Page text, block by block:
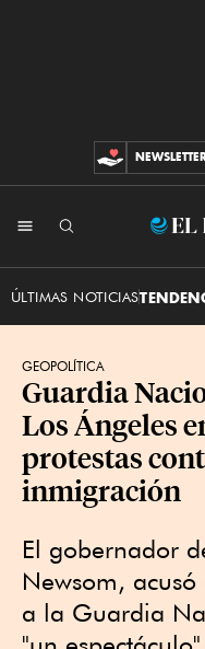
ÚLTIMAS NOTICIAS
GEOPOLÍTICA
Guardia
Los Ángeles
protestas
inmigración
El gobernador
Newsom,
a la Guardia